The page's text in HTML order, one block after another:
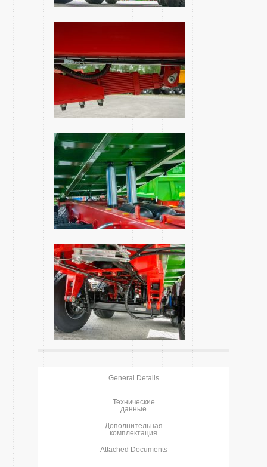
General Details
Технические
данные
Дополнительная
комплектация
Attached Documents